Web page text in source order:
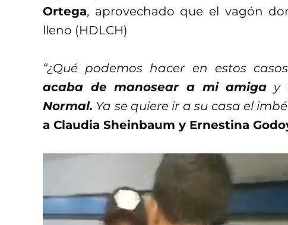
Ortega, aprovechado que el vagón
lleno (HDLCH)
“¿Qué podemos hacer en estos
acaba de manosear a mi amiga y
Normal. Ya se quiere ir a su casa el
a Claudia Sheinbaum y Ernestina